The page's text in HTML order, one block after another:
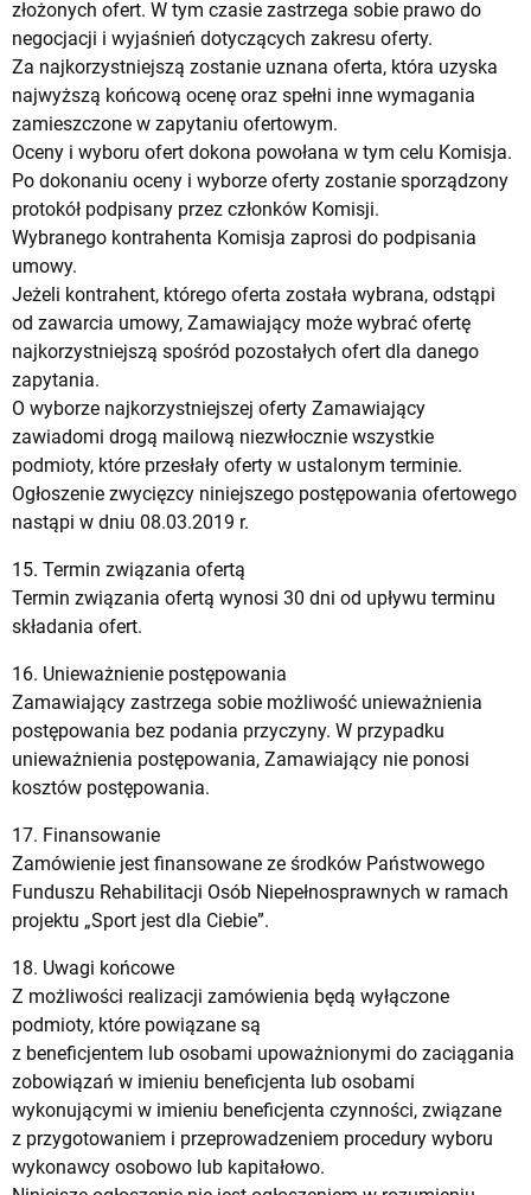
złożonych ofert. W tym czasie zastrzega sobie prawo do
negocjacji i wyjaśnień dotyczących zakresu oferty.
Za najkorzystniejszą zostanie uznana oferta, która uzyska
najwyższą końcową ocenę oraz spełni inne wymagania
zamieszczone w zapytaniu ofertowym.
Oceny i wyboru ofert dokona powołana w tym celu Komisja.
Po dokonaniu oceny i wyborze oferty zostanie sporządzony
protokół podpisany przez członków Komisji.
Wybranego kontrahenta Komisja zaprosi do podpisania
umowy.
Jeżeli kontrahent, którego oferta została wybrana, odstąpi
od zawarcia umowy, Zamawiający może wybrać ofertę
najkorzystniejszą spośród pozostałych ofert dla danego
zapytania.
O wyborze najkorzystniejszej oferty Zamawiający
zawiadomi drogą mailową niezwłocznie wszystkie
podmioty, które przesłały oferty w ustalonym terminie.
Ogłoszenie zwycięzcy niniejszego postępowania ofertowego
nastąpi w dniu 08.03.2019 r.
15. Termin związania ofertą
Termin związania ofertą wynosi 30 dni od upływu terminu
składania ofert.
16. Unieważnienie postępowania
Zamawiający zastrzega sobie możliwość unieważnienia
postępowania bez podania przyczyny. W przypadku
unieważnienia postępowania, Zamawiający nie ponosi
kosztów postępowania.
17. Finansowanie
Zamówienie jest finansowane ze środków Państwowego
Funduszu Rehabilitacji Osób Niepełnosprawnych w ramach
projektu „Sport jest dla Ciebie”.
18. Uwagi końcowe
Z możliwości realizacji zamówienia będą wyłączone
podmioty, które powiązane są
z beneficjentem lub osobami upoważnionymi do zaciągania
zobowiązań w imieniu beneficjenta lub osobami
wykonującymi w imieniu beneficjenta czynności, związane
z przygotowaniem i przeprowadzeniem procedury wyboru
wykonawcy osobowo lub kapitałowo.